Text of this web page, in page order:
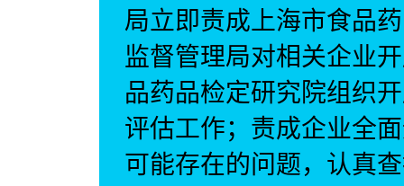
局立即责成上海市食品
监督管理局对相关企业
品药品检定研究院组织
评估工作；责成企业全
可能存在的问题，认真